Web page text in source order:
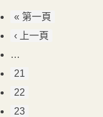
« 第一頁
‹ 上一頁
…
21
22
23